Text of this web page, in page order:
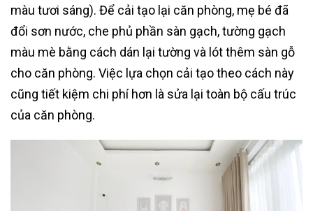
màu tươi sáng). Để cải tạo lại căn phòng, mẹ bé đã
đổi sơn nước, che phủ phần sàn gạch, tường gạch
màu mè bằng cách dán lại tường và lót thêm sàn gỗ
cho căn phòng. Việc lựa chọn cải tạo theo cách này
cũng tiết kiệm chi phí hơn là sửa lại toàn bộ cấu trúc
của căn phòng.